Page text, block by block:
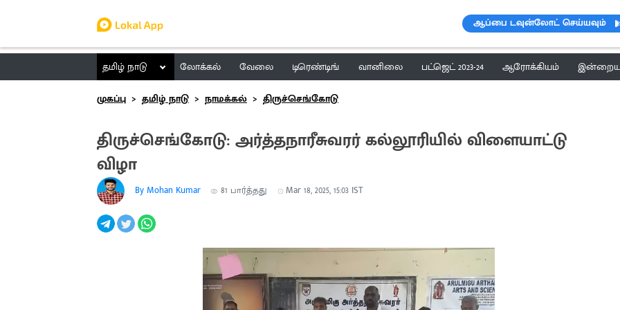
ஆப்பை டவுன்லோட் செய்யவும்
தமிழ் நாடு லோக்கல் வேலை டிரெண்டிங் வானிலை பட்ஜெட் 2023-24 ஆரோக்கியம் இன்றைய
முகப்பு
தமிழ் நாடு நாமக்கல் திருச்செங்கோடு
திருச்செங்கோடு: அர்த்தநாரீசுவரர் கல்லூரியில் விளையாட்டு
விழா
By Mohan Kumar 81 பார்த்தது Mar 18, 2025, 15:03 IST